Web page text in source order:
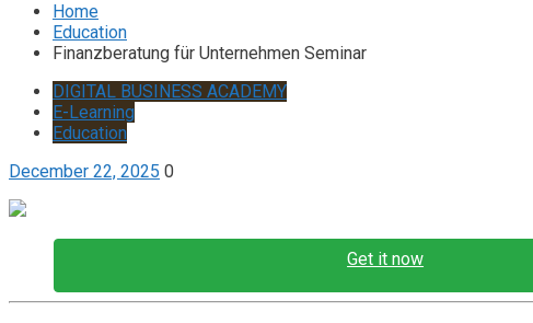
Home
Education
Finanzberatung für Unternehmen Seminar
DIGITAL BUSINESS ACADEMY
E-Learning
Education
December 22, 2025 0
Get it now